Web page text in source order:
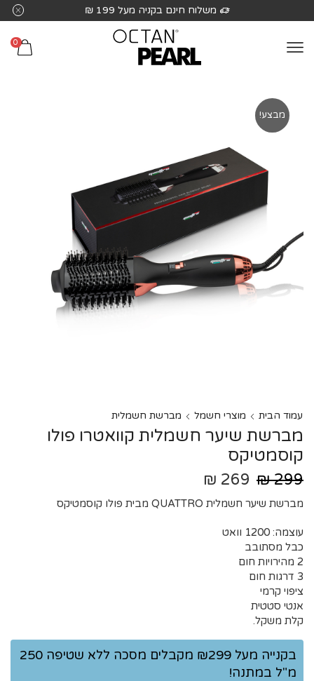
לֵב:
בְּאֲתָר
מַעֲרֶכֶת
בִּקְלִיק
משלוח חינם בקניה מעל 199 ₪
0
מבצע!
עמוד הבית מוצרי חשמל מברשת חשמלית
מברשת שיער חשמלית קוואטרו פולו
קוסמטיקס
₪299
₪ 269
מברשת שיער חשמלית QUATTRO מבית פולו קוסמטיקס
עוצמה: 1200 וואט
כבל מסתובב
2 מהירויות חום
3 דרגות חום
ציפוי קרמי
אנטי סטטית
קלת משקל.
בקנייה מעל ₪299 מקבלים מסכה ללא שטיפה 250
מ"ל במתנה!